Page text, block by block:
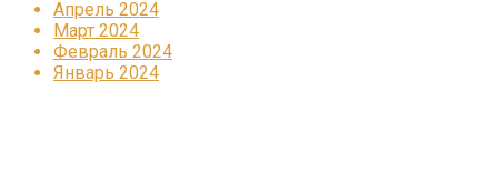
Апрель 2024
Март 2024
Февраль 2024
Январь 2024